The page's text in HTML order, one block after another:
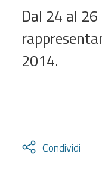
Dal 24 al
2014.
Condividi
Attiva